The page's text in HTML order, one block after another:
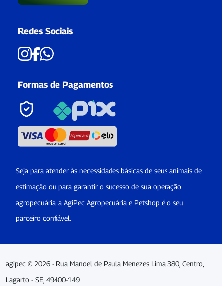
Redes Sociais
Formas de Pagamentos
Seja para atender às necessidades básicas de seus animais de
estimação ou para garantir o sucesso de sua operação
agropecuária, a AgiPec Agropecuária e Petshop é o seu
parceiro confiável.
agipec © 2026 - Rua Manoel de Paula Menezes Lima 380, Centro,
Lagarto - SE, 49400-149